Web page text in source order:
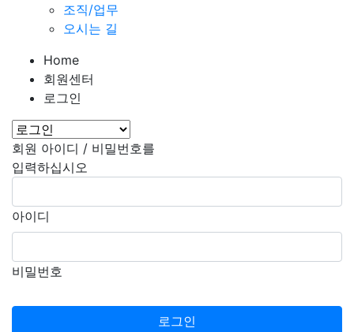
조직/업무
오시는 길
Home
회원센터
로그인
회원 아이디 / 비밀번호를
입력하십시오
아이디
비밀번호
로그인